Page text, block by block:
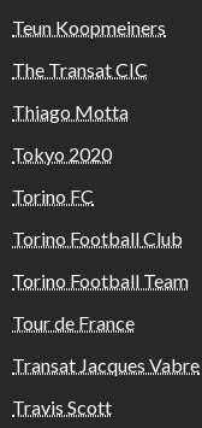
Teun Koopmeiners
The Transat CIC
Thiago Motta
Tokyo 2020
Torino FC
Torino Football Club
Torino Football Team
Tour de France
Transat Jacques Vabre
Travis Scott